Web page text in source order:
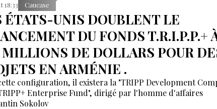
18:33 Caucase
ÉTATS-UNIS DOUBLENT LE
DU FONDS T.R.I.P.P.+
DE DOLLARS POUR
EN ARMÉNIE .
configuration, il existera la "TRIPP Development
Enterprise Fund", dirigé par l'homme d'affaires
Sokolov